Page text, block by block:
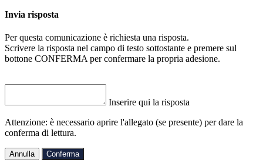
Invia risposta
Per questa comunicazione è richiesta una risposta.
Scrivere la risposta nel campo di testo sottostante e premere sul
bottone CONFERMA per confermare la propria adesione.
Inserire qui la risposta
Attenzione: è necessario aprire l'allegato (se presente) per dare la
conferma di lettura.
Annulla Conferma